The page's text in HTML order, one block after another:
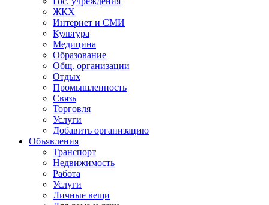
ЖКХ
Интернет и СМИ
Культура
Медицина
Образование
Общ. организации
Отдых
Промышленность
Связь
Торговля
Услуги
Добавить организацию
Объявления
Транспорт
Недвижимость
Работа
Услуги
Личные вещи